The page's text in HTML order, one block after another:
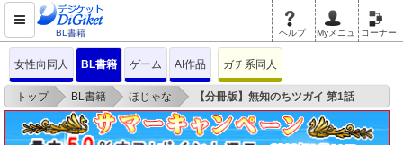
BL書籍 ヘルプ Myメニュ コーナー
女性向同人 BL書籍 ゲーム AI作品 ガチ系同人
トップ > BL書籍 > ほじゃな > 【分冊版】無知のちツガイ 第1話